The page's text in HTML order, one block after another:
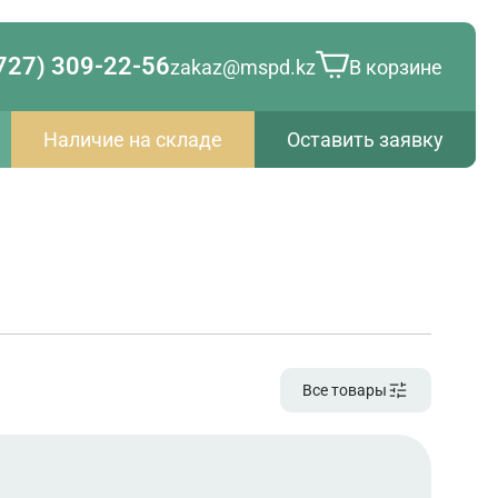
309-22-56zakaz@mspd.kz В корзине
Наличие на складе Оставить заявку
Все товары